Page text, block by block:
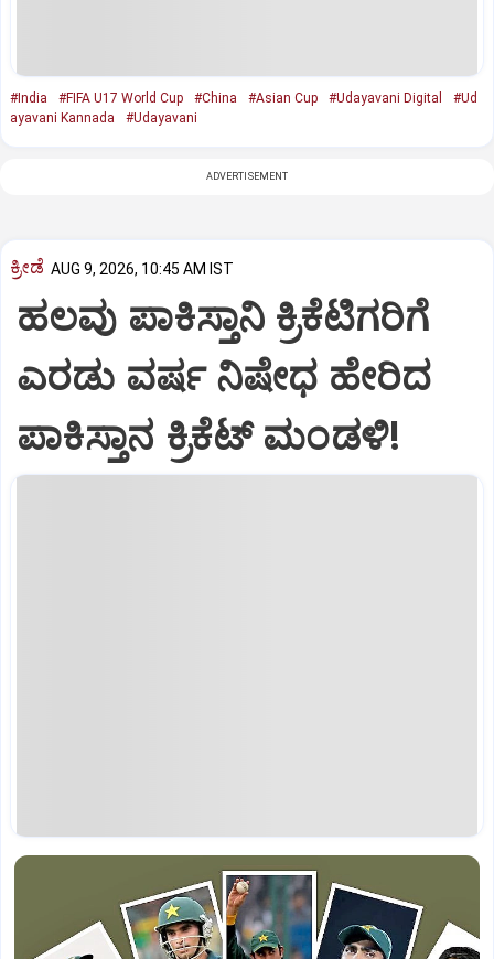
#India #FIFA U17 World Cup #China #Asian Cup #Udayavani Digital
#Ud
ayavani Kannada
#Udayavani
ADVERTISEMENT
ಕ್ರೀಡೆ AUG 9, 2026, 10:45 AM IST
ಹಲವು ಪಾಕಿಸ್ತಾನಿ ಕ್ರಿಕೆಟಿಗರಿಗೆ
ಎರಡು ವರ್ಷ ನಿಷೇಧ ಹೇರಿದ
ಪಾಕಿಸ್ತಾನ ಕ್ರಿಕೆಟ್‌ ಮಂಡಳಿ!